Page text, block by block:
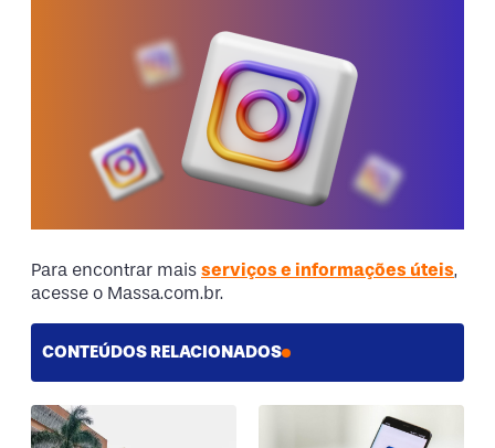
Para encontrar mais serviços e informações úteis,
acesse o Massa.com.br.
CONTEÚDOS RELACIONADOS